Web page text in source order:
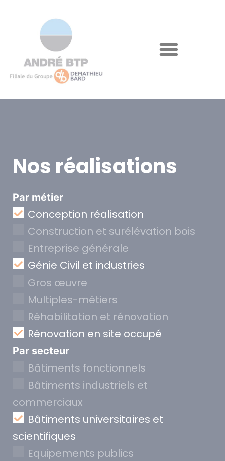
Nos réalisations
Par métier
Conception réalisation
Construction et surélévation bois
Entreprise générale
Génie Civil et industries
Gros œuvre
Multiples-métiers
Réhabilitation et rénovation
Rénovation en site occupé
Par secteur
Bâtiments fonctionnels
Bâtiments industriels et
commerciaux
Bâtiments universitaires et
scientifiques
Equipements publics